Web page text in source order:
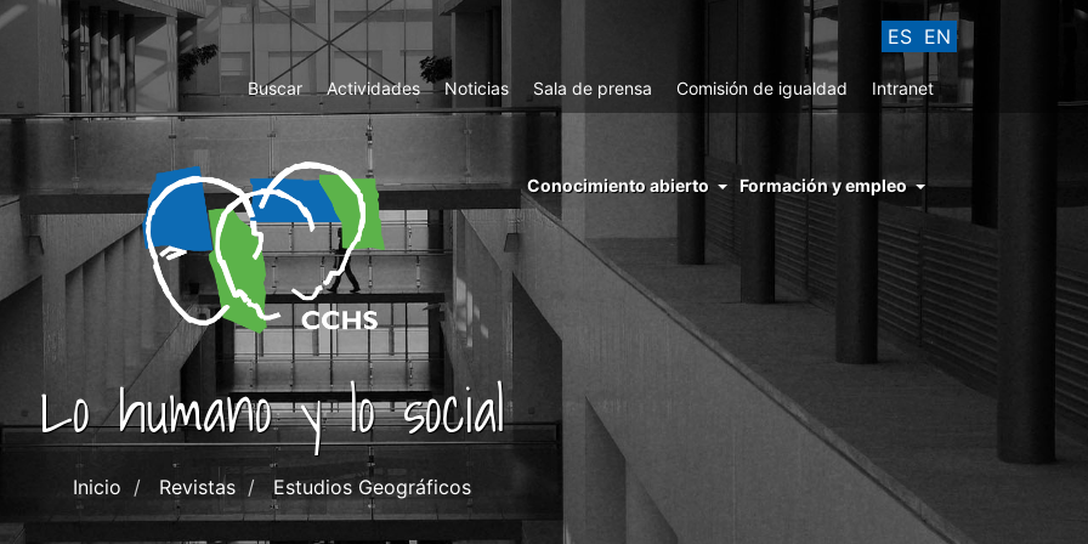
ES EN
Top
Menu
Buscar Actividades Noticias Sala de prensa Comisión de igualdad Intranet
menu
right
cchs
conocimiento
abierto
Conocimiento abierto Formación y empleo
Lo humano y lo social
Inicio Revistas Estudios Geográficos